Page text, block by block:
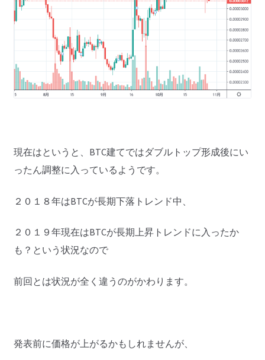
現在はというと、BTC建てではダブルトップ形成後にい
ったん調整に入っているようです。
２０１８年はBTCが長期下落トレンド中、
２０１９年現在はBTCが長期上昇トレンドに入ったか
も？という状況なので
前回とは状況が全く違うのがかわります。
発表前に価格が上がるかもしれませんが、